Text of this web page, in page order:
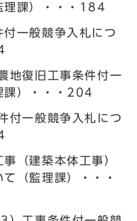
理課）・・・184
一般競争入札につ
地復旧工事条件付一
課）・・・204
付一般競争入札につ
（建築本体工事）
（監理課）・・・